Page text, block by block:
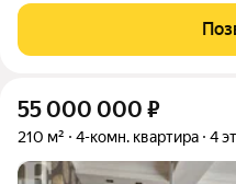
котором продумана каждая
изолированные комнаты: 14 м
55 000 000 ₽
210 м² 4-комн. квартира 4